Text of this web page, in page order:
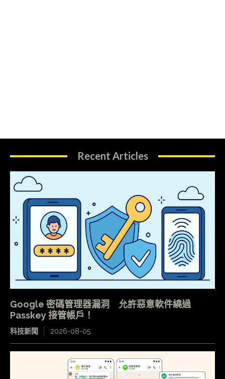
Recent Articles
Google 密碼管理器漏洞 允許惡意軟件繞過
Passkey 接管帳戶！
科技新聞 2026-08-05